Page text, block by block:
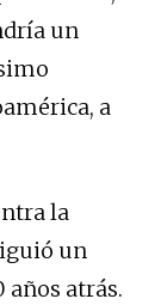
un
a
la
un
años atrás.